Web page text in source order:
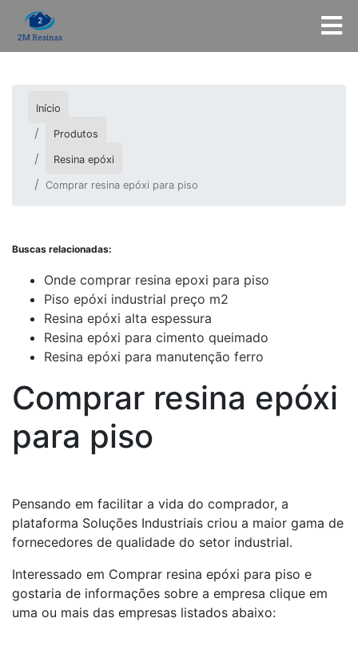
Início
Produtos
Resina epóxi
Comprar resina epóxi para piso
Buscas relacionadas:
Onde comprar resina epoxi para piso
Piso epóxi industrial preço m2
Resina epóxi alta espessura
Resina epóxi para cimento queimado
Resina epóxi para manutenção ferro
Comprar resina epóxi
para piso
Pensando em facilitar a vida do comprador, a
plataforma Soluções Industriais criou a maior gama de
fornecedores de qualidade do setor industrial.
Interessado em Comprar resina epóxi para piso e
gostaria de informações sobre a empresa clique em
uma ou mais das empresas listados abaixo: